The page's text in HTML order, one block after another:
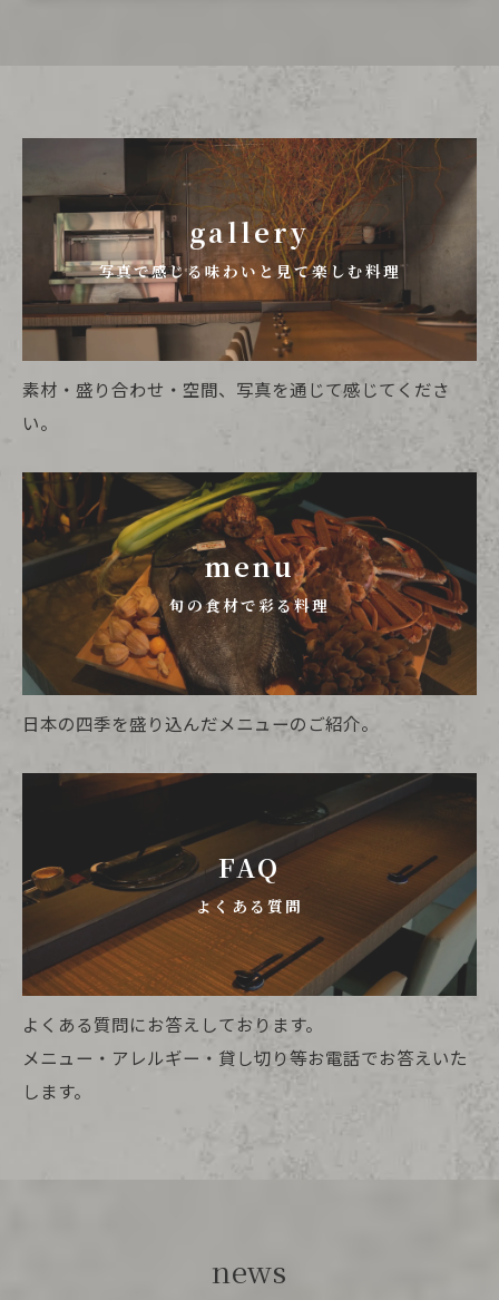
gallery
写真で感じる味わいと見て楽しむ料理
素材・盛り合わせ・空間、写真を通じて感じてくださ
い。
menu
旬の食材で彩る料理
日本の四季を盛り込んだメニューのご紹介。
FAQ
よくある質問
よくある質問にお答えしております。
メニュー・アレルギー・貸し切り等お電話でお答えいた
します。
news